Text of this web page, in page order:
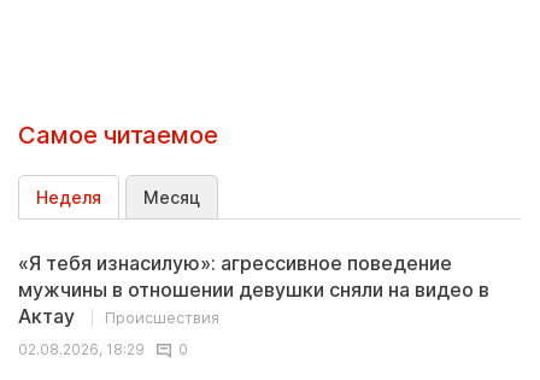
Самое читаемое
Неделя Месяц
«Я тебя изнасилую»: агрессивное поведение
мужчины в отношении девушки сняли на видео в
Актау
Происшествия
02.08.2026, 18:29
0